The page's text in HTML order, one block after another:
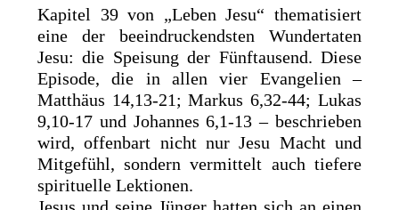
Kapitel 39 von „Leben Jesu“ thematisiert
eine der beeindruckendsten Wundertaten
Jesu: die Speisung der Fünftausend. Diese
Episode, die in allen vier Evangelien –
Matthäus 14,13-21; Markus 6,32-44; Lukas
9,10-17 und Johannes 6,1-13 – beschrieben
wird, offenbart nicht nur Jesu Macht und
Mitgefühl, sondern vermittelt auch tiefere
spirituelle Lektionen.